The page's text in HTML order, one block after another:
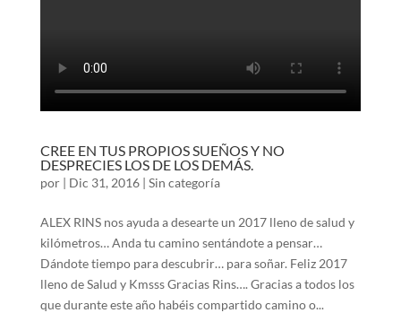
CREE EN TUS PROPIOS SUEÑOS Y NO
DESPRECIES LOS DE LOS DEMÁS.
por | Dic 31, 2016| Sin categoría
ALEX RINS nos ayuda a desearte un 2017 lleno de salud y
kilómetros… Anda tu camino sentándote a pensar…
Dándote tiempo para descubrir… para soñar. Feliz 2017
lleno de Salud y Kmsss Gracias Rins…. Gracias a todos los
que durante este año habéis compartido camino o...